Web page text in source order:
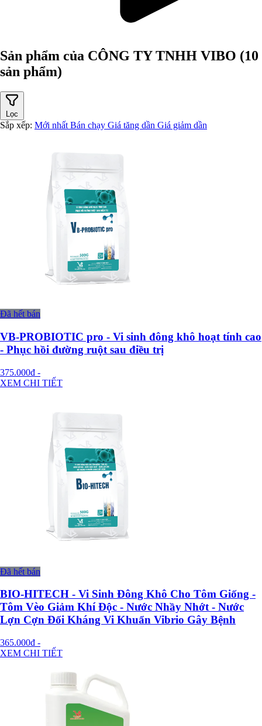
Sản phẩm của CÔNG TY TNHH VIBO (10
sản phẩm)
Lọc
Sắp xếp: Mới nhất Bán chạy Giá tăng dần Giá giảm dần
Đã hết bán
VB-PROBIOTIC pro - Vi sinh đông khô hoạt tính cao
- Phục hồi đường ruột sau điều trị
375.000đ -
XEM CHI TIẾT
Đã hết bán
BIO-HITECH - Vi Sinh Đông Khô Cho Tôm Giống -
Tôm Vèo Giảm Khí Độc - Nước Nhầy Nhớt - Nước
Lợn Cợn Đối Kháng Vi Khuẩn Vibrio Gây Bệnh
365.000đ -
XEM CHI TIẾT